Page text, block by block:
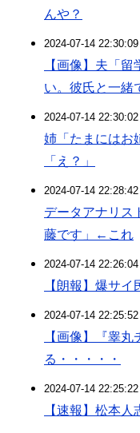
んや？
2024-07-14
【画像】夫「
い。彼氏と一緒
2024-07-14
姉「たまにはお
「え？」
2024-07-14
データアナリス
藤です」←これ
2024-07-14
【朗報】爆サ
2024-07-14
【画像】『睾
る・・・・・
2024-07-14
【速報】松本人